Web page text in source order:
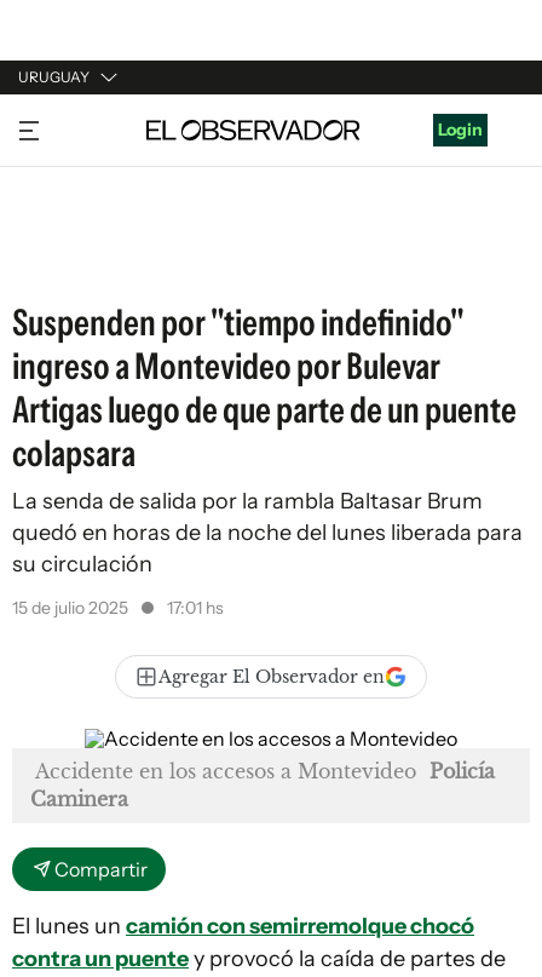
URUGUAY
URUGUAY
ARGENTINA
Login
Suspenden por "tiempo indefinido"
ingreso a Montevideo por Bulevar
Artigas luego de que parte de un puente
colapsara
La senda de salida por la rambla Baltasar Brum
quedó en horas de la noche del lunes liberada para
su circulación
15 de julio 2025 17:01 hs
Agregar El Observador en
Accidente en los accesos a Montevideo Policía
Caminera
Compartir
El lunes un camión con semirremolque chocó
contra un puentey provocó la caída de partes de